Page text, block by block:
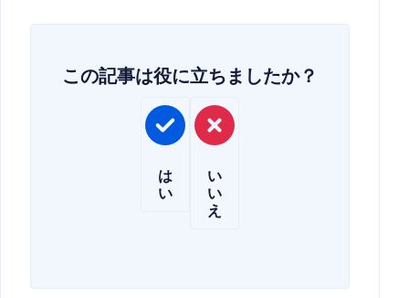
この記事は役に立ちましたか？
は
い
い
い
え